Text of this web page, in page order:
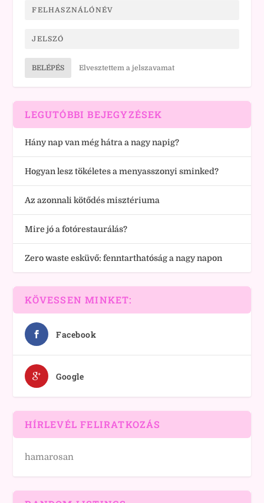
BELÉPÉS Elvesztettem a jelszavamat
LEGUTÓBBI BEJEGYZÉSEK
Hány nap van még hátra a nagy napig?
Hogyan lesz tökéletes a menyasszonyi sminked?
Az azonnali kötődés misztériuma
Mire jó a fotórestaurálás?
Zero waste esküvő: fenntarthatóság a nagy napon
KÖVESSEN MINKET:
Facebook
Google
HÍRLEVÉL FELIRATKOZÁS
hamarosan